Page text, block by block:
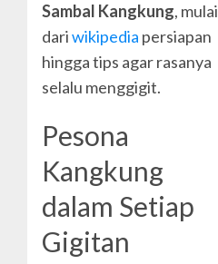
Sambal Kangkung, mulai
dariwikipedia persiapan
hingga tips agar rasanya
selalu menggigit.
Pesona
Kangkung
dalam Setiap
Gigitan